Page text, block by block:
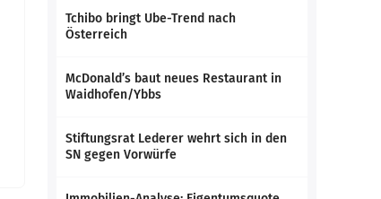
Tchibo bringt Ube-Trend nach
Österreich
McDonald’s baut neues Restaurant in
Waidhofen/Ybbs
Stiftungsrat Lederer wehrt sich in den
SN gegen Vorwürfe